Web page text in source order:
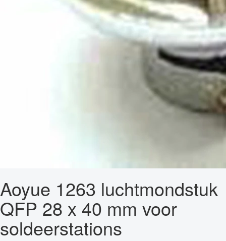
Aoyue 1263 luchtmondstuk
QFP 28 x 40 mm voor
soldeerstations